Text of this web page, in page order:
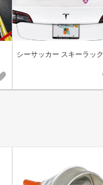
シーサッカー スキーラック